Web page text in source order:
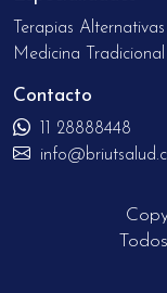
Terapias Alternativas
Medicina Tradicional
Contacto
11 28888448